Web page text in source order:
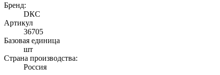
Бренд:
DКС
Артикул
36705
Базовая единица
шт
Страна производства:
Россия